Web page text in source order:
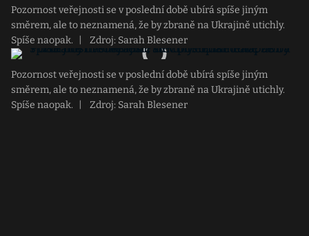
Pozornost veřejnosti se v poslední době ubírá spíše jiným
směrem, ale to neznamená, že by zbraně na Ukrajině utichly.
Spíše naopak.
Zdroj: Sarah Blesener
Pozornost veřejnosti se v poslední době ubírá spíše jiným
směrem, ale to neznamená, že by zbraně na Ukrajině utichly.
Spíše naopak.
Zdroj: Sarah Blesener